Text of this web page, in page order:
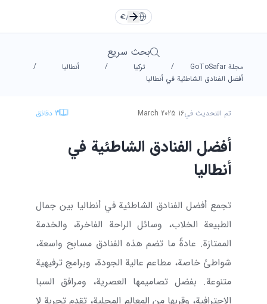
AR
/
€
TR English
فارسی العربية
تومان
مجلة GoToSafar / تركيا / أنطاليا
/
أفضل الفنادق الشاطئية في أنطاليا
بحث سريع
تم التحديث في16 March 2025
3 دقائق
أفضل الفنادق الشاطئية في
أنطاليا
تجمع أفضل الفنادق الشاطئية في أنطاليا بين جمال
الطبيعة الخلاب، وسائل الراحة الفاخرة، والخدمة
الممتازة. عادةً ما تضم هذه الفنادق مسابح واسعة،
شواطئ خاصة، مطاعم عالية الجودة، وبرامج ترفيهية
متنوعة. بفضل تصاميمها العصرية، ومرافق السبا
الاحترافية، وقربها من المعالم المحلية، تقدم تجربة لا
TR English
فارسی العربية
Toman TL